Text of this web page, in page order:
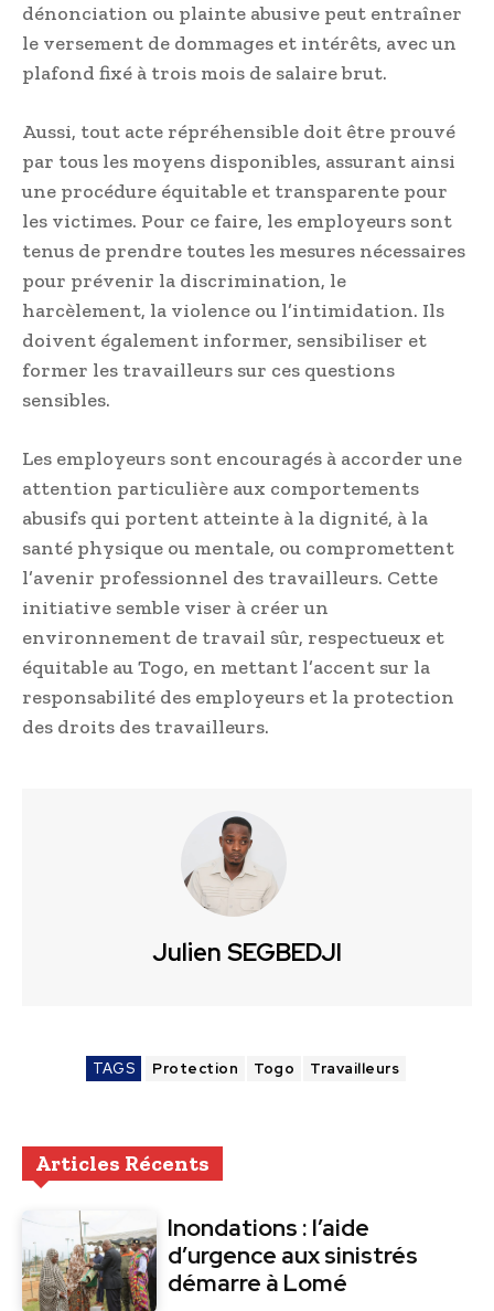
dénonciation ou plainte abusive peut entraîner
le versement de dommages et intérêts, avec un
plafond fixé à trois mois de salaire brut.
Aussi, tout acte répréhensible doit être prouvé
par tous les moyens disponibles, assurant ainsi
une procédure équitable et transparente pour
les victimes. Pour ce faire, les employeurs sont
tenus de prendre toutes les mesures nécessaires
pour prévenir la discrimination, le
harcèlement, la violence ou l’intimidation. Ils
doivent également informer, sensibiliser et
former les travailleurs sur ces questions
sensibles.
Les employeurs sont encouragés à accorder une
attention particulière aux comportements
abusifs qui portent atteinte à la dignité, à la
santé physique ou mentale, ou compromettent
l’avenir professionnel des travailleurs. Cette
initiative semble viser à créer un
environnement de travail sûr, respectueux et
équitable au Togo, en mettant l’accent sur la
responsabilité des employeurs et la protection
des droits des travailleurs.
Julien SEGBEDJI
TAGS Protection Togo Travailleurs
Articles Récents
Inondations : l’aide
d’urgence aux sinistrés
démarre à Lomé